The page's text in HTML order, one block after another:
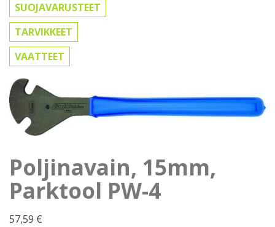
SUOJAVARUSTEET
TARVIKKEET
VAATTEET
Poljinavain, 15mm,
Parktool PW-4
57,59 €